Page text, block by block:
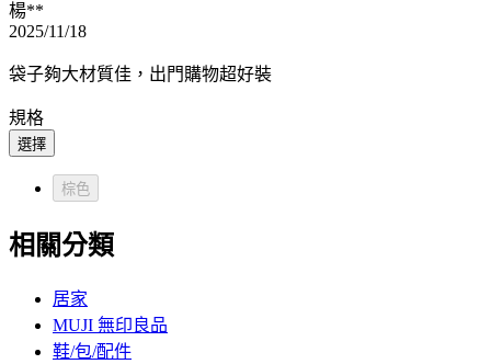
楊**
2025/11/18
袋子夠大材質佳，出門購物超好裝
規格
選擇
棕色
相關分類
居家
MUJI 無印良品
鞋/包/配件